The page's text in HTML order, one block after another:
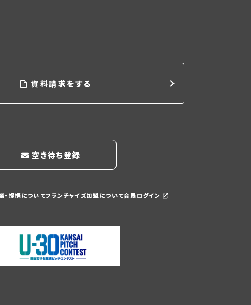
資料請求をする
空き待ち登録
・提携についてフランチャイズ加盟について会員ログイン